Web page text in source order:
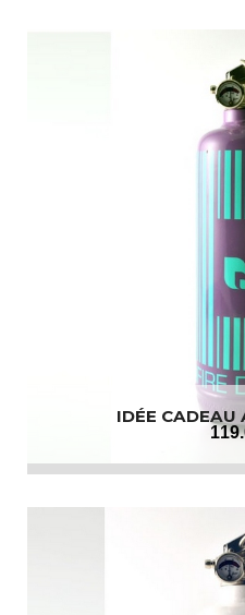
IDÉE CADEAU
119